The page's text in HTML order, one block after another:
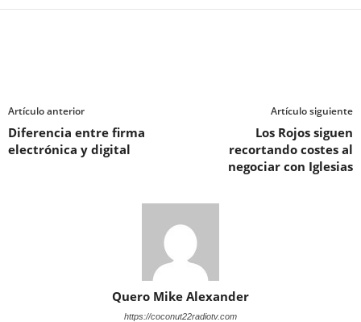
Artículo anterior
Diferencia entre firma
electrónica y digital
Artículo siguiente
Los Rojos siguen
recortando costes al
negociar con Iglesias
Quero Mike Alexander
https://coconut22radiotv.com